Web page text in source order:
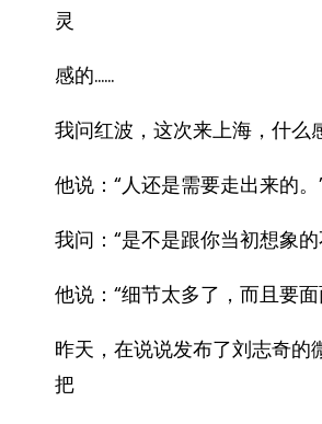
灵
感的……
我问红波，这次来上海，什么
他说：“人还是需要走出来的。
我问：“是不是跟你当初想象
他说：“细节太多了，而且要
昨天，在说说发布了刘志奇
把